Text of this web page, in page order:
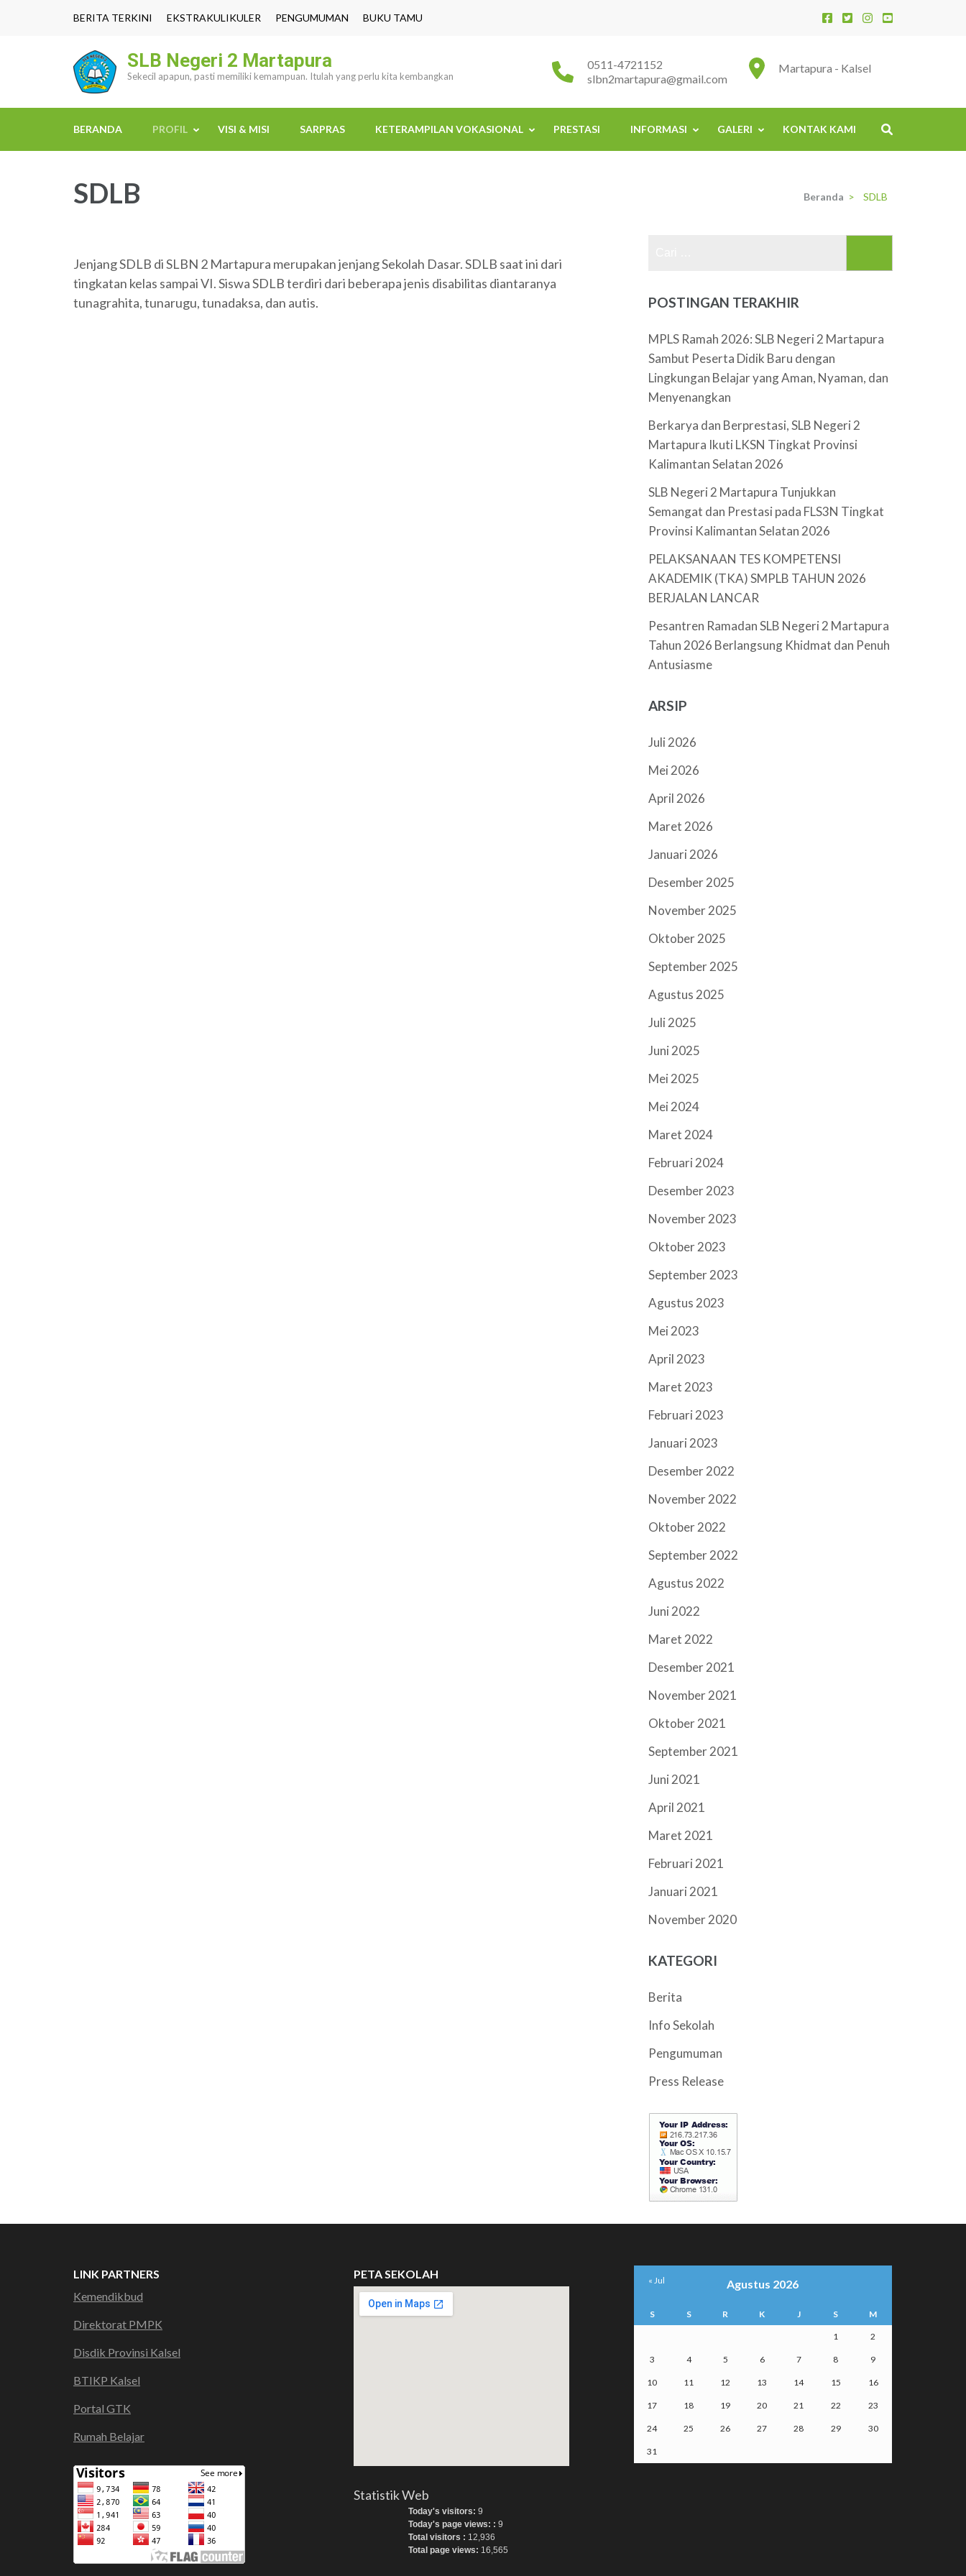
BERITA TERKINI EKSTRAKULIKULER PENGUMUMAN BUKU TAMU
SLB Negeri 2 Martapura
Sekecil apapun, pasti memiliki kemampuan. Itulah yang perlu kita kembangkan
Martapura - Kalsel
0511-4721152
slbn2martapura@gmail.com
BERANDA PROFIL VISI & MISI SARPRAS KETERAMPILAN VOKASIONAL PRESTASI INFORMASI GALERI KONTAK KAMI
SDLB Beranda > SDLB
Jenjang SDLB di SLBN 2 Martapura merupakan jenjang Sekolah Dasar. SDLB saat ini dari
tingkatan kelas sampai VI. Siswa SDLB terdiri dari beberapa jenis disabilitas diantaranya
tunagrahita, tunarugu, tunadaksa, dan autis.
POSTINGAN TERAKHIR
MPLS Ramah 2026: SLB Negeri 2 Martapura
Sambut Peserta Didik Baru dengan
Lingkungan Belajar yang Aman, Nyaman, dan
Menyenangkan
Berkarya dan Berprestasi, SLB Negeri 2
Martapura Ikuti LKSN Tingkat Provinsi
Kalimantan Selatan 2026
SLB Negeri 2 Martapura Tunjukkan
Semangat dan Prestasi pada FLS3N Tingkat
Provinsi Kalimantan Selatan 2026
PELAKSANAAN TES KOMPETENSI
AKADEMIK (TKA) SMPLB TAHUN 2026
BERJALAN LANCAR
Pesantren Ramadan SLB Negeri 2 Martapura
Tahun 2026 Berlangsung Khidmat dan Penuh
Antusiasme
ARSIP
Juli 2026
Mei 2026
April 2026
Maret 2026
Januari 2026
Desember 2025
November 2025
Oktober 2025
September 2025
Agustus 2025
Juli 2025
Juni 2025
Mei 2025
Mei 2024
Maret 2024
Februari 2024
Desember 2023
November 2023
Oktober 2023
September 2023
Agustus 2023
Mei 2023
April 2023
Maret 2023
Februari 2023
Januari 2023
Desember 2022
November 2022
Oktober 2022
September 2022
Agustus 2022
Juni 2022
Maret 2022
Desember 2021
November 2021
Oktober 2021
September 2021
Juni 2021
April 2021
Maret 2021
Februari 2021
Januari 2021
November 2020
KATEGORI
Berita
Info Sekolah
Pengumuman
Press Release
LINK PARTNERS
Kemendikbud
Direktorat PMPK
Disdik Provinsi Kalsel
BTIKP Kalsel
Portal GTK
Rumah Belajar
PETA SEKOLAH
Statistik Web
Today's visitors: 9
Today's page views: : 9
Total visitors : 12,936
Total page views: 16,565
Agustus 2026
S S R K J S M
1 2
3 4 5 6 7 8 9
10 11 12 13 14 15 16
17 18 19 20 21 22 23
24 25 26 27 28 29 30
31
« Jul